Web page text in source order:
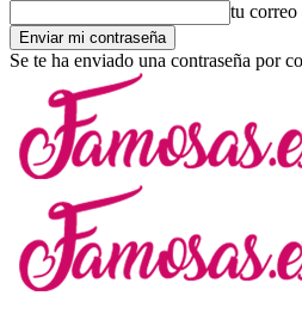
tu correo
Se te ha enviado una contraseña por